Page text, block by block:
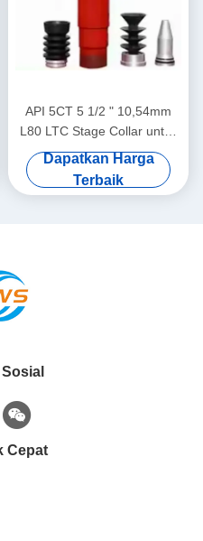
API 5CT 5 1/2 " 10,54mm
L80 LTC Stage Collar untuk
Oil Well Cementing
Dapatkan Harga
Terbaik
Cepat